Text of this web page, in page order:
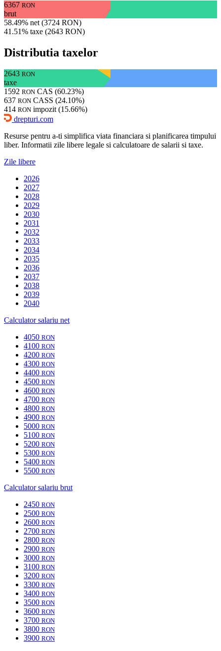
6367 RON
brut
58.49% net (3724 RON)
41.51% taxe (2643 RON)
Distributia taxelor
2643 RON
taxe
1592 RON CAS (60.23%)
637 RON CASS (24.10%)
414 RON impozit (15.66%)
drepturi.com
Resurse pentru a-ti simplifica viata financiara si planificarea timpului
liber. Informatii zile libere legale si calculatoare de salarii si taxe.
Zile libere
2026
2027
2028
2029
2030
2031
2032
2033
2034
2035
2036
2037
2038
2039
2040
Calculator salariu net
4050 RON
4100 RON
4200 RON
4300 RON
4400 RON
4500 RON
4600 RON
4700 RON
4800 RON
4900 RON
5000 RON
5100 RON
5200 RON
5300 RON
5400 RON
5500 RON
Calculator salariu brut
2450 RON
2500 RON
2600 RON
2700 RON
2800 RON
2900 RON
3000 RON
3100 RON
3200 RON
3300 RON
3400 RON
3500 RON
3600 RON
3700 RON
3800 RON
3900 RON